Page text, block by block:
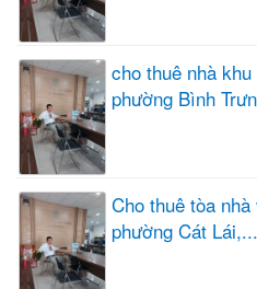
cho thuê nhà
phường Bình
Cho thuê tòa
phường Cát Lái,...